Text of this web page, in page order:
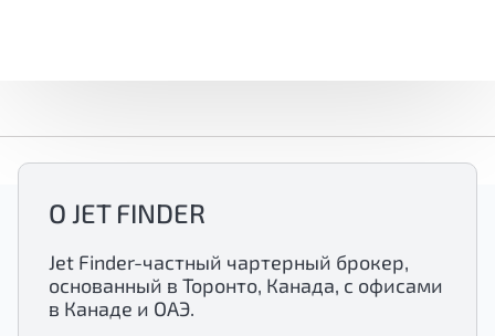
О JET FINDER
Jet Finder-частный чартерный брокер,
основанный в Торонто, Канада, с офисами
в Канаде и ОАЭ.